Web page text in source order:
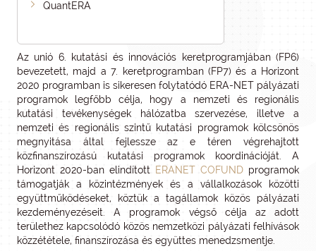
QuantERA
Az unió 6. kutatási és innovációs keretprogramjában (FP6)
bevezetett, majd a 7. keretprogramban (FP7) és a Horizont
2020 programban is sikeresen folytatódó ERA-NET pályázati
programok legfőbb célja, hogy a nemzeti és regionális
kutatási tevékenységek hálózatba szervezése, illetve a
nemzeti és regionális szintű kutatási programok kölcsönös
megnyitása által fejlessze az e téren végrehajtott
közfinanszírozású kutatási programok koordinációját. A
Horizont 2020-ban elindított
ERANET COFUND programok
támogatják a közintézmények és a vállalkozások közötti
együttműködéseket, köztük a tagállamok közös pályázati
kezdeményezéseit. A programok végső célja az adott
területhez kapcsolódó közös nemzetközi pályázati felhívások
közzététele, finanszírozása és együttes menedzsmentje.